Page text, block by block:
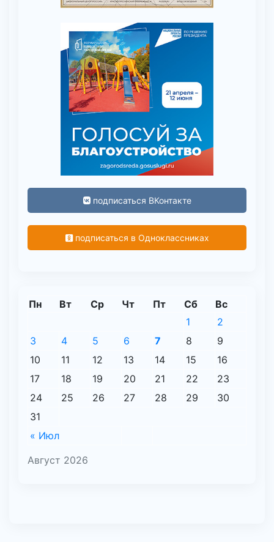
подписаться ВКонтакте
подписаться в Одноклассниках
Август 2026
Пн Вт Ср Чт Пт Сб Вс
« Июл
1
2
3
4 5 6 7 8
9
10
11 12 13 14 15
16
17
18 19 20 21 22
23
24
25 26 27 28 29
30
31